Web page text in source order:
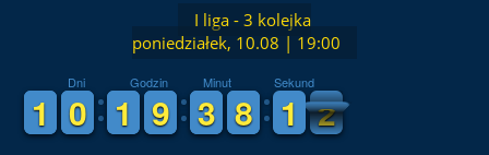
I liga - 3 kolejka
poniedziałek, 10.08 | 19:00
Dni
1
1
1
1 9
9
0
0
Godzin
1
1
1
1 8
8
9
9
Minut
2
2
3
3 7
7
8
8
Sekund
1
1
0 0
0
9